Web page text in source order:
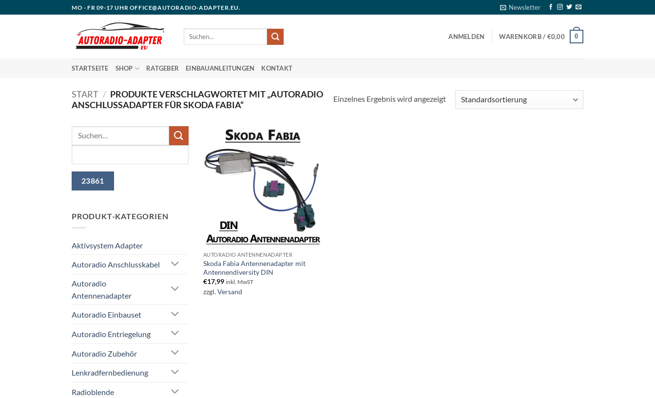
Inhalt
MO - FR 09-17 UHR OFFICE@AUTORADIO-ADAPTER.EU. Newsletter
Suchen
ANMELDEN WARENKORB / €0,00 0
STARTSEITE SHOP RATGEBER EINBAUANLEITUNGEN KONTAKT
START / PRODUKTE VERSCHLAGWORTET MIT „AUTORADIO
ANSCHLUSSADAPTER FÜR SKODA FABIA“
Einzelnes Ergebnis wird angezeigt
PRODUKT-KATEGORIEN
Aktivsystem Adapter
Autoradio Anschlusskabel
Autoradio
Antennenadapter
Autoradio Einbauset
Autoradio Entriegelung
Autoradio Zubehör
Lenkradfernbedienung
Radioblende
AUTORADIO ANTENNENADAPTER
Skoda Fabia Antennenadapter mit
Antennendiversity DIN
€17,99 inkl. MwST
zzgl.Versand